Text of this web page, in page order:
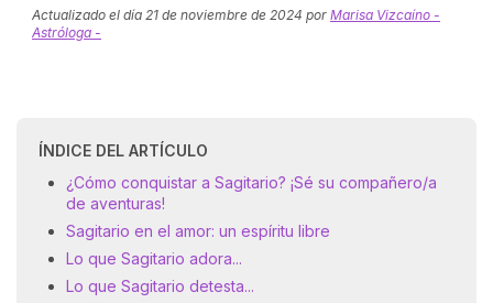
Actualizado el día 21 de noviembre de 2024 por Marisa Vizcaíno -
Astróloga -
ÍNDICE DEL ARTÍCULO
¿Cómo conquistar a Sagitario? ¡Sé su compañero/a
de aventuras!
Sagitario en el amor: un espíritu libre
Lo que Sagitario adora...
Lo que Sagitario detesta...